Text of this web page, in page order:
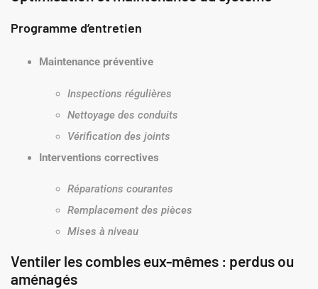
Programme d’entretien
Maintenance préventive
Inspections régulières
Nettoyage des conduits
Vérification des joints
Interventions correctives
Réparations courantes
Remplacement des pièces
Mises à niveau
Ventiler les combles eux-mêmes : perdus ou
aménagés